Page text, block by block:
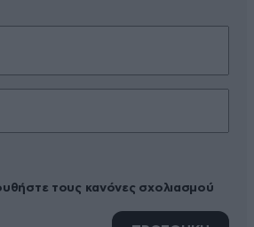
τους κανόνες σχολιασμού